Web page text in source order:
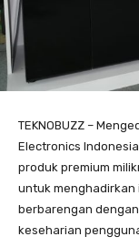
TEKNOBUZZ –
Electronics
produk premium
untuk
berbarengan
keseharian